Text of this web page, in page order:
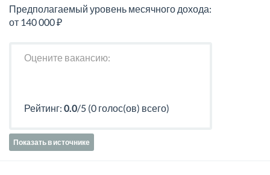
Предполагаемый уровень месячного дохода:
от 140 000 ₽
Оцените вакансию:
Рейтинг: 0.0/5 (0 голос(ов) всего)
Показать в источнике